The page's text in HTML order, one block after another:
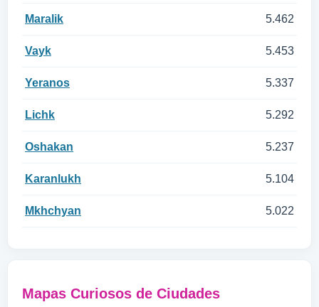
Maralik 5.462
Vayk 5.453
Yeranos 5.337
Lichk 5.292
Oshakan 5.237
Karanlukh 5.104
Mkhchyan 5.022
Mapas Curiosos de Ciudades